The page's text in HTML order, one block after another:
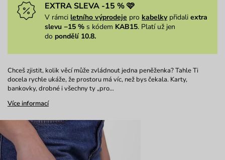
EXTRA SLEVA -15 % 🩷
V rámci letního výprodeje pro kabelkypřidali extra
slevu −15 % s kódem KAB15. Platí už jen
do pondělí 10.8.
Chceš zjistit, kolik věcí může zvládnout jedna peněženka? Tahle Ti
docela rychle ukáže, že prostoru má víc, než bys čekala. Karty,
bankovky, drobné i všechny ty „pro…
Více informací